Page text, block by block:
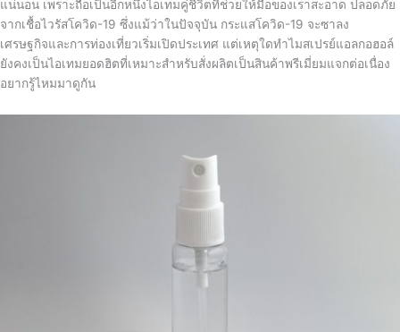
แน่นอน เพราะถือเป็นอีกหนึ่งไอเทมคู่ชีวิตที่ช่วยให้มือของเราสะอาด ปลอดภัย
จากเชื้อไวรัสโควิด-19 ซึ่งแม้ว่าในปัจจุบัน กระแสโควิด-19 จะซาลง
เศรษฐกิจและการท่องเที่ยวเริ่มเปิดประเทศ แต่เหตุใดทำไมสเปรย์แอลกอฮอล์
ยังคงเป็นไอเทมยอดฮิตที่เหมาะสำหรับสั่งผลิตเป็นสินค้าพรีเมี่ยมแจกต่อเนื่อง
อยากรู้ไหมมาดูกัน